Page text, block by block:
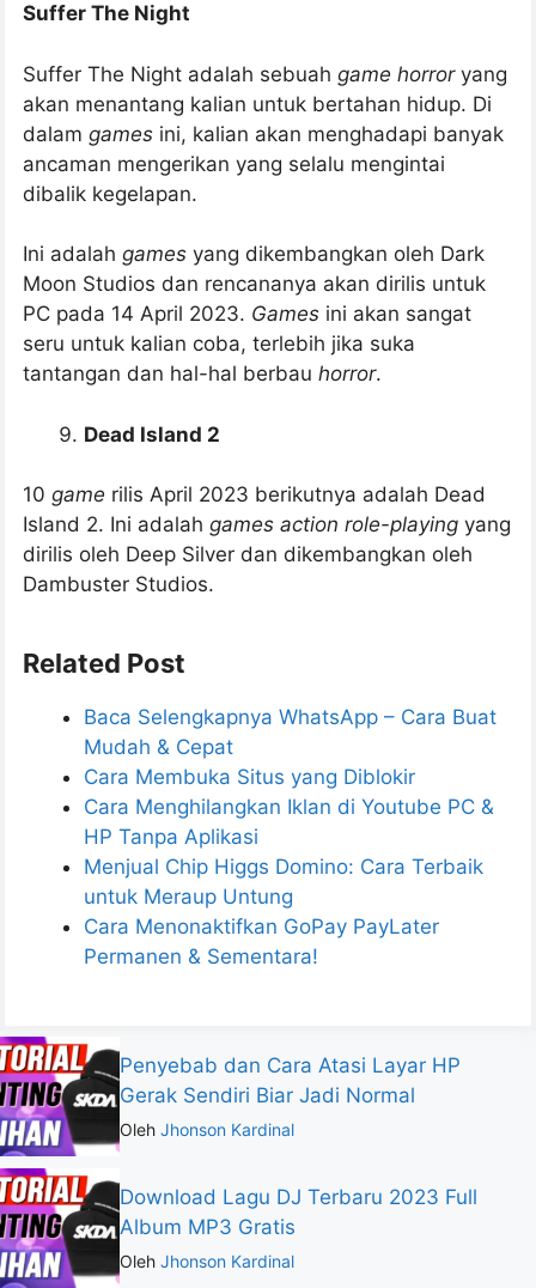
Suffer The Night
Suffer The Night adalah sebuah game horroryang
akan menantang kalian untuk bertahan hidup. Di
dalam games ini, kalian akan menghadapi banyak
ancaman mengerikan yang selalu mengintai
dibalik kegelapan.
Ini adalah games yang dikembangkan oleh Dark
Moon Studios dan rencananya akan dirilis untuk
PC pada 14 April 2023. Games ini akan sangat
seru untuk kalian coba, terlebih jika suka
tantangan dan hal-hal berbau horror.
Dead Island 2
10 game rilis April 2023 berikutnya adalah Dead
Island 2. Ini adalah games action role-playing yang
dirilis oleh Deep Silver dan dikembangkan oleh
Dambuster Studios.
Related Post
Baca Selengkapnya WhatsApp – Cara Buat
Mudah & Cepat
Cara Membuka Situs yang Diblokir
Cara Menghilangkan Iklan di Youtube PC &
HP Tanpa Aplikasi
Menjual Chip Higgs Domino: Cara Terbaik
untuk Meraup Untung
Cara Menonaktifkan GoPay PayLater
Permanen & Sementara!
Penyebab dan Cara Atasi Layar HP
Gerak Sendiri Biar Jadi Normal
Oleh Jhonson Kardinal
Download Lagu DJ Terbaru 2023 Full
Album MP3 Gratis
Oleh Jhonson Kardinal